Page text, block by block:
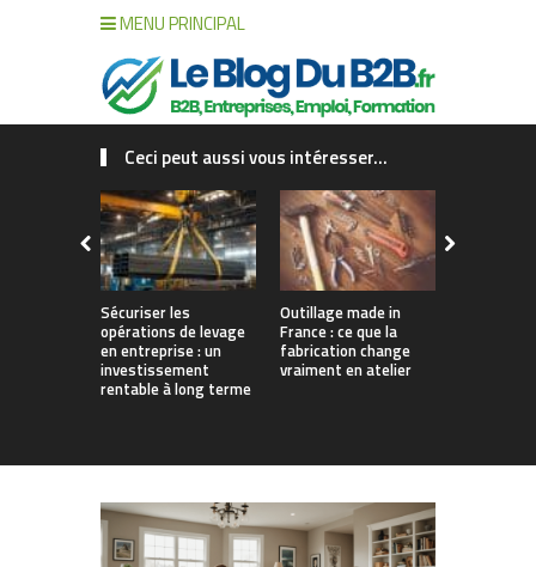
MENU PRINCIPAL
Ceci peut aussi vous intéresser...
Sécuriser les
opérations de levage
en entreprise : un
investissement
rentable à long terme
Outillage made in
France : ce que la
fabrication change
vraiment en atelier